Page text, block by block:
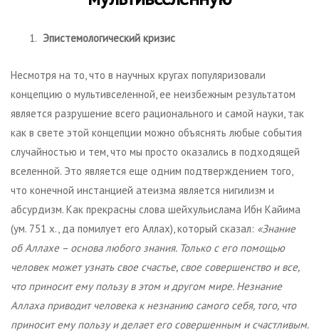
Эпистемологический кризис
Несмотря на то, что в научных кругах популяризовали
концепцию о мультивселенной, ее неизбежным результатом
является разрушение всего рационального и самой науки, так
как в свете этой концепции можно объяснять любые события
случайностью и тем, что мы просто оказались в подходящей
вселенной. Это является еще одним подтверждением того,
что конечной инстанцией атеизма является нигилизм и
абсурдизм. Как прекрасны слова шейхульислама Ибн Кайима
(ум. 751 х., да помилует его Аллах), который сказал: «Знание
об Аллахе – основа любого знания. Только с его помощью
человек может узнать своесчастье, своесовершенство и все,
что приносит ему пользу в этом и другом мире. Незнание
Аллаха приводит человека к незнанию самого себя, того, что
приносит ему пользу и делает его совершенным и счастливым.